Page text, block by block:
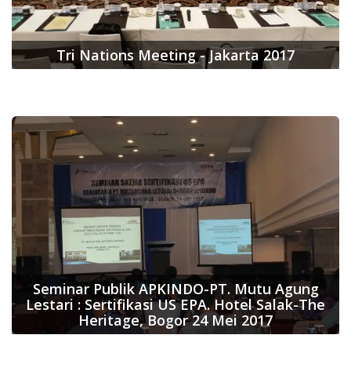
Tri Nations Meeting - Jakarta 2017
Seminar Publik APKINDO-PT. Mutu Agung
Lestari : Sertifikasi US EPA. Hotel Salak-The
Heritage, Bogor 24 Mei 2017